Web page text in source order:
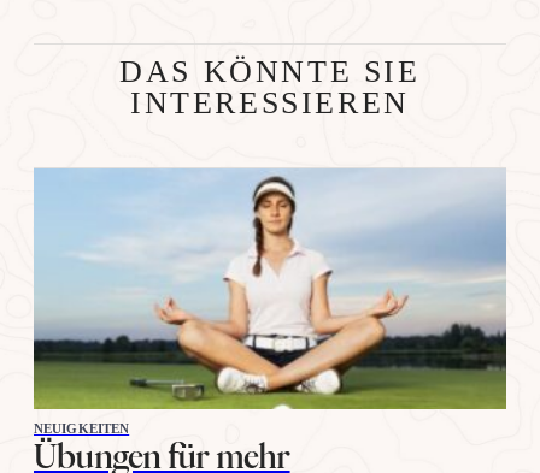
DAS KÖNNTE SIE
INTERESSIEREN
NEUIGKEITEN
Übungen für mehr